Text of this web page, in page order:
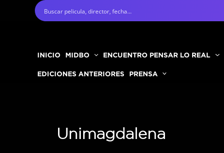
INICIO MIDBO ENCUENTRO PENSAR LO REAL
EDICIONES ANTERIORES PRENSA
Unimagdalena